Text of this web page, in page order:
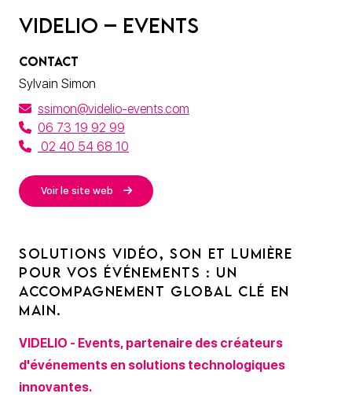
VIDELIO – Events
CONTACT
Sylvain Simon
ssimon@videlio-events.com
06 73 19 92 99
02 40 54 68 10
Voir le site web
SOLUTIONS VIDÉO, SON ET LUMIÈRE
POUR VOS ÉVÉNEMENTS : UN
ACCOMPAGNEMENT GLOBAL CLÉ EN
MAIN.
VIDELIO - Events, partenaire des créateurs
d'événements en solutions technologiques
innovantes.